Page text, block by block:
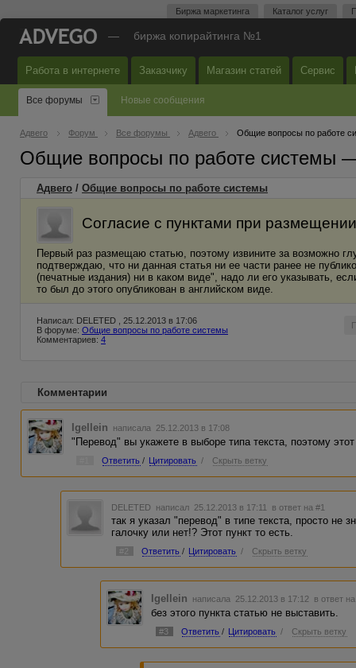
Биржа маркетинга Каталог услуг
— биржа копирайтинга №1
Работа в интернете Заказчику Магазин статей Сервис
Все форумы Новые сообщения
Адвего Форум Все форумы Адвего Общие вопросы по работе
Общие вопросы по работе системы
Адвего / Общие вопросы по работе системы
Согласие с пунктами при
Первый раз размещаю статью, поэтому извините за возможно
подтверждаю, что ни данная статья ни ее части ранее не
(печатные издания) ни в каком виде", надо ли его указывать,
то был до этого опубликован в английском виде.
Написал: DELETED , 25.12.2013 в 17:06
В форуме: Общие вопросы по работе системы
Комментариев: 4
Комментарии
Igellein написала 25.12.2013 в 17:08
"Перевод" вы укажете в выборе типа текста, поэтому
Ответить / Цитировать / Скрыть ветку
DELETED написал 25.12.2013 в 17:11 в ответ на #1
так я указал "перевод" в типе текста, просто не
галочку или нет!? Этот пункт то есть.
#2 Ответить / Цитировать / Скрыть ветку
Igellein написала 25.12.2013 в 17:12 в ответ
без этого пункта статью не выставить.
#3 Ответить / Цитировать / Скрыть ветку